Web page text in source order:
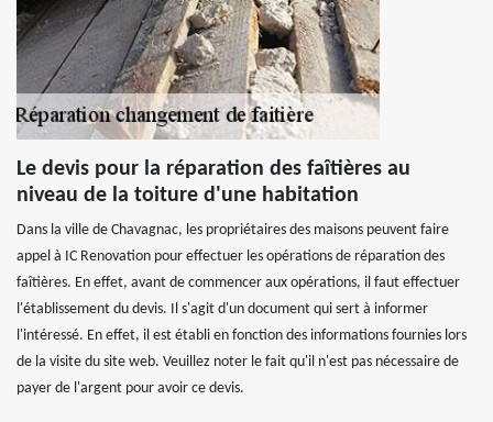
Le devis pour la réparation des faîtières au
niveau de la toiture d'une habitation
Dans la ville de Chavagnac, les propriétaires des maisons peuvent faire
appel à IC Renovation pour effectuer les opérations de réparation des
faîtières. En effet, avant de commencer aux opérations, il faut effectuer
l'établissement du devis. Il s'agit d'un document qui sert à informer
l'intéressé. En effet, il est établi en fonction des informations fournies lors
de la visite du site web. Veuillez noter le fait qu'il n'est pas nécessaire de
payer de l'argent pour avoir ce devis.